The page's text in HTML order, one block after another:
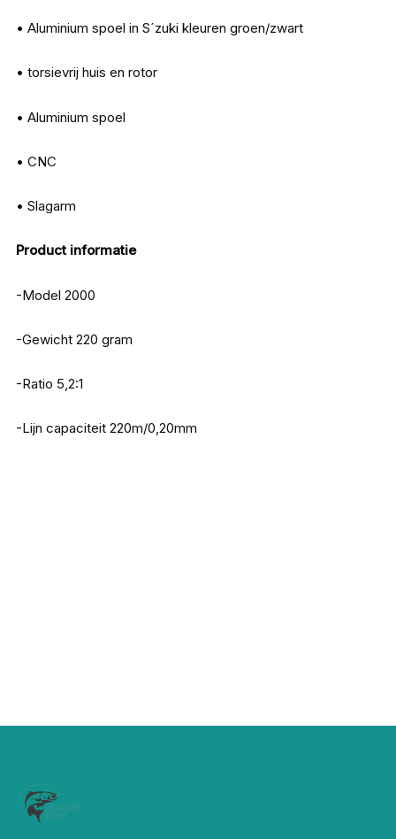
• Aluminium spoel in S´zuki kleuren groen/zwart
• torsievrij huis en rotor
• Aluminium spoel
• CNC
• Slagarm
Product informatie
-Model 2000
-Gewicht 220 gram
-Ratio 5,2:1
-Lijn capaciteit 220m/0,20mm